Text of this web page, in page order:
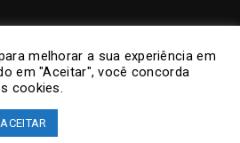
. Todos direitos reservados.
melhorar a sua experiência em
em "Aceitar", você concorda
cookies.
ACEITAR